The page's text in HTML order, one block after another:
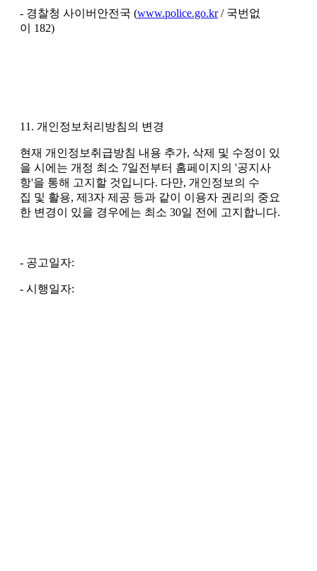
- 경찰청 사이버안전국 (www.police.go.kr/ 국번없
이 182)
11. 개인정보처리방침의 변경
현재 개인정보취급방침 내용 추가, 삭제 및 수정이 있
을 시에는 개정 최소 7일전부터 홈페이지의 '공지사
항'을 통해 고지할 것입니다. 다만, 개인정보의 수
집 및 활용, 제3자 제공 등과 같이 이용자 권리의 중요
한 변경이 있을 경우에는 최소 30일 전에 고지합니다.
- 공고일자:
- 시행일자: